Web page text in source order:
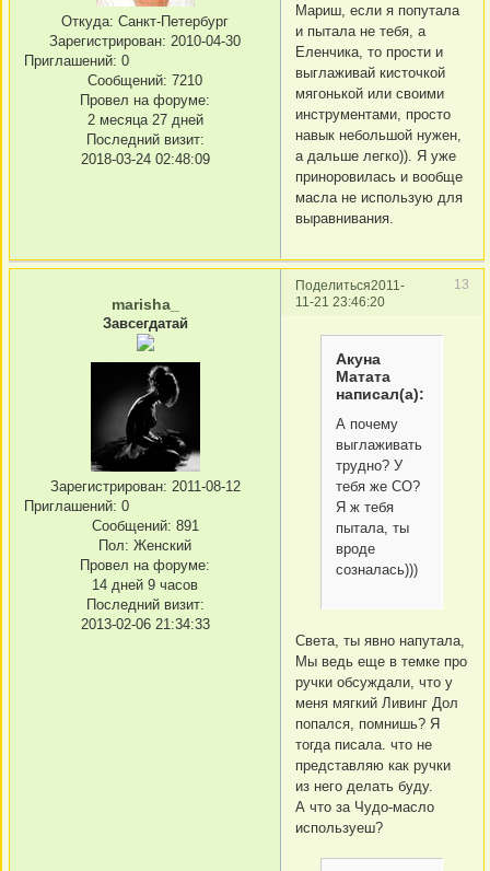
Откуда: Санкт-Петербург
Зарегистрирован: 2010-04-30
Приглашений: 0
Сообщений: 7210
Провел на форуме:
2 месяца 27 дней
Последний визит:
2018-03-24 02:48:09
Мариш, если я попутала
и пытала не тебя, а
Еленчика, то прости и
выглаживай кисточкой
мягонькой или своими
инструментами, просто
навык небольшой нужен,
а дальше легко)). Я уже
приноровилась и вообще
масла не использую для
выравнивания.
Поделиться 13
2011-
11-21 23:46:20
marisha_
Завсегдатай
Зарегистрирован: 2011-08-12
Приглашений: 0
Сообщений: 891
Пол: Женский
Провел на форуме:
14 дней 9 часов
Последний визит:
2013-02-06 21:34:33
Акуна
Матата
написал(а):
А почему
выглаживать
трудно? У
тебя же СО?
Я ж тебя
пытала, ты
вроде
созналась)))
Света, ты явно напутала,
Мы ведь еще в темке про
ручки обсуждали, что у
меня мягкий Ливинг Дол
попался, помнишь? Я
тогда писала. что не
представляю как ручки
из него делать буду.
А что за Чудо-масло
используеш?